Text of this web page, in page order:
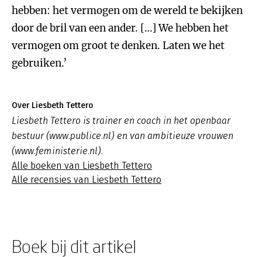
hebben: het vermogen om de wereld te bekijken
door de bril van een ander. […] We hebben het
vermogen om groot te denken. Laten we het
gebruiken.’
Over Liesbeth Tettero
Liesbeth Tettero is trainer en coach in het openbaar
bestuur (www.publice.nl) en van ambitieuze vrouwen
(www.feministerie.nl).
Alle boeken van Liesbeth Tettero
Alle recensies van Liesbeth Tettero
Boek bij dit artikel